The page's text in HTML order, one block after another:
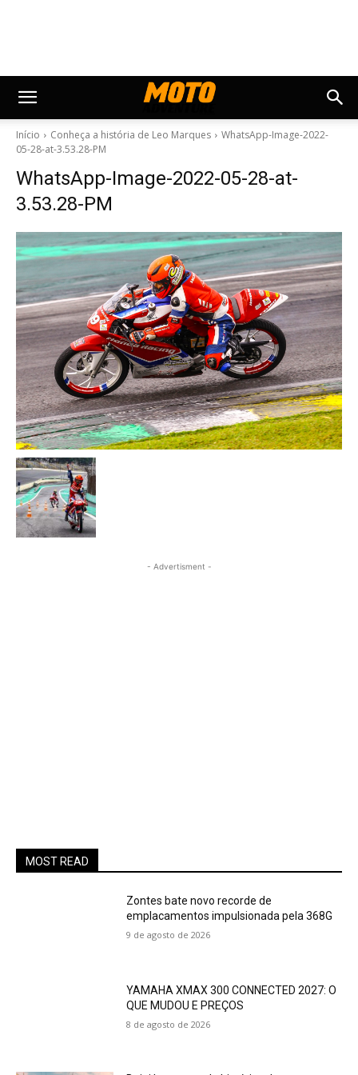
Início Conheça a história de Leo Marques
WhatsApp-Image-2022-
05-28-at-3.53.28-PM
WhatsApp-Image-2022-05-28-at-
3.53.28-PM
- Advertisment -
MOST READ
Zontes bate novo recorde de
emplacamentos impulsionada pela 368G
9 de agosto de 2026
YAMAHA XMAX 300 CONNECTED 2027: O
QUE MUDOU E PREÇOS
8 de agosto de 2026